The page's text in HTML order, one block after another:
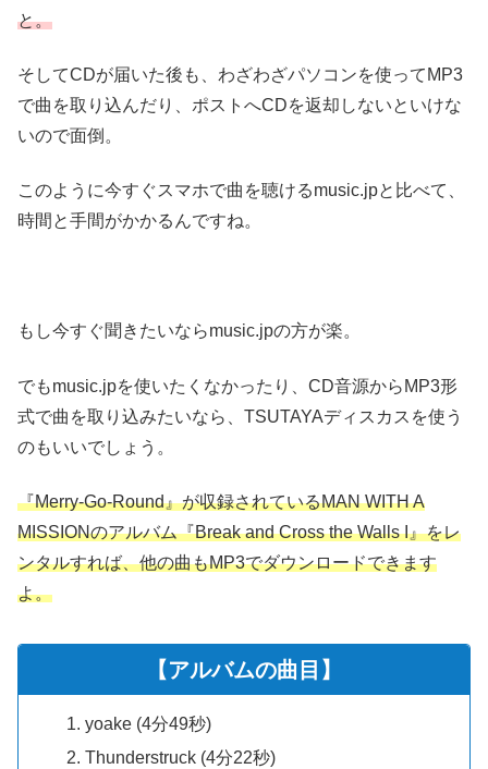
と。
そしてCDが届いた後も、わざわざパソコンを使ってMP3
で曲を取り込んだり、ポストへCDを返却しないといけな
いので面倒。
このように今すぐスマホで曲を聴けるmusic.jpと比べて、
時間と手間がかかるんですね。
もし今すぐ聞きたいならmusic.jpの方が楽。
でもmusic.jpを使いたくなかったり、CD音源からMP3形
式で曲を取り込みたいなら、TSUTAYAディスカスを使う
のもいいでしょう。
『Merry-Go-Round』が収録されているMAN WITH A
MISSIONのアルバム『Break and Cross the Walls I』をレ
ンタルすれば、他の曲もMP3でダウンロードできます
よ。
【アルバムの曲目】
yoake (4分49秒)
Thunderstruck (4分22秒)